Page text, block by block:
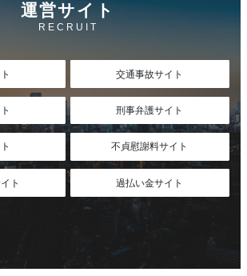
運営サイト
RECRUIT
交通事故サイト
刑事弁護サイト
不貞慰謝料サイト
ト 過払い金サイト